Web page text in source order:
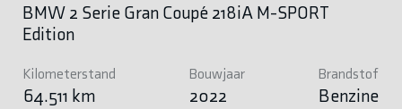
BMW 2 Serie Gran Coupé 218iA M-SPORT
Edition
Kilometerstand
64.511 km
Bouwjaar
2022
Brandstof
Benzine